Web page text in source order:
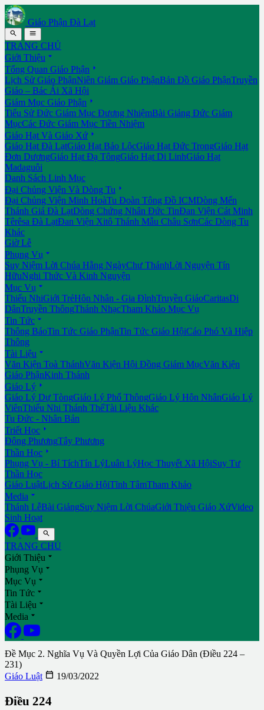
Giáo Phận Đà Lạt
 
TRANG CHỦ
Giới Thiệu 
Tổng Quan Giáo Phận 
Lịch Sử Giáo PhậnNiên Giám Giáo PhậnBản Đồ Giáo PhậnTruyền
Giáo – Bác Ái Xã Hội
Giám Mục Giáo Phận 
Tiểu Sử Đức Giám Mục Đương NhiệmBài Giảng Đức Giám
MụcCác Đức Giám Mục Tiền Nhiệm
Giáo Hạt Và Giáo Xứ 
Giáo Hạt Đà LạtGiáo Hạt Bảo LộcGiáo Hạt Đức TrọngGiáo Hạt
Đơn DươngGiáo Hạt Đạ TôngGiáo Hạt Di LinhGiáo Hạt
Madaguôi
Danh Sách Linh Mục
Đại Chủng Viện Và Dòng Tu 
Đại Chủng Viện Minh HoàTu Đoàn Tông Đồ ICMDòng Mến
Thánh Giá Đà LạtDòng Chứng Nhân Đức TinĐan Viện Cát Minh
Têrêsa Đà LạtĐan Viện Xitô Thánh Mẫu Châu SơnCác Dòng Tu
Khác
Giờ Lễ
Phụng Vụ 
Suy Niệm Lời Chúa Hằng NgàyChư ThánhLời Nguyện Tín
HữuNghi Thức Và Kinh Nguyện
Mục Vụ 
Thiếu NhiGiới TrẻHôn Nhân - Gia ĐìnhTruyền GiáoCaritasDi
DânTruyền ThôngThánh NhạcTham Khảo Mục Vụ
Tin Tức 
Thông BáoTin Tức Giáo PhậnTin Tức Giáo HộiCáo Phó Và Hiệp
Thông
Tài Liệu 
Văn Kiện Toà ThánhVăn Kiện Hội Đồng Giám MụcVăn Kiện
Giáo PhậnKinh Thánh
Giáo Lý 
Giáo Lý Dự TòngGiáo Lý Phổ ThôngGiáo Lý Hôn NhânGiáo Lý
ViênThiếu Nhi Thánh ThểTài Liệu Khác
Tu Đức - Nhân Bản
Triết Học 
Đông PhươngTây Phương
Thần Học 
Phụng Vụ - Bí TíchTín LýLuân LýHọc Thuyết Xã HộiSuy Tư
Thần Học
Giáo LuậtLịch Sử Giáo HộiTĩnh TâmTham Khảo
Media 
Thánh LễBài GiảngSuy Niệm Lời ChúaGiới Thiệu Giáo XứVideo
Sinh Hoạt

TRANG CHỦ
Giới Thiệu 
Phụng Vụ 
Mục Vụ 
Tin Tức 
Tài Liệu 
Media 
Đề Mục 2. Nghĩa Vụ Và Quyền Lợi Của Giáo Dân (Điều 224 –
231)
Giáo Luật  19/03/2022
Điều 224